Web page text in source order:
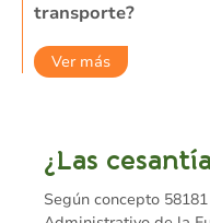
transporte?
Ver más
¿Las
Según concepto